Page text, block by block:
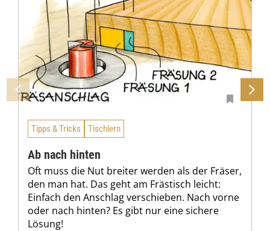
Tipps & Tricks Tischlern
Ab nach hinten
Oft muss die Nut breiter werden als der Fräser,
den man hat. Das geht am Frästisch leicht:
Einfach den Anschlag verschieben. Nach vorne
oder nach hinten? Es gibt nur eine sichere
Lösung!